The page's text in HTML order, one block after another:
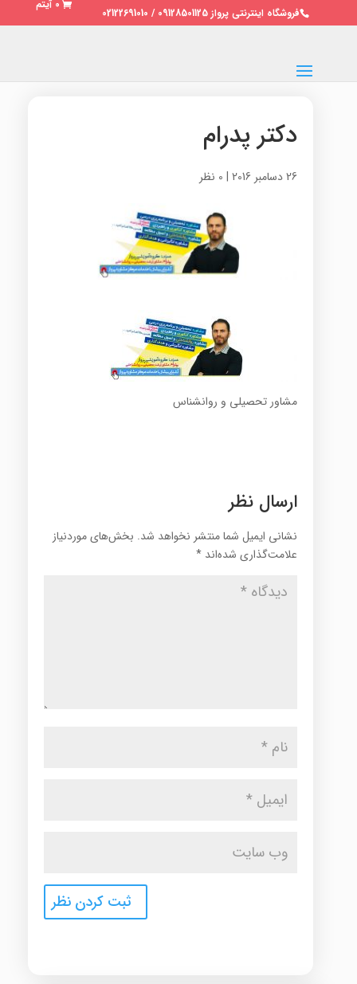
فروشگاه اینترنتی پرواز 09128501125 / 02122691010
0 آیتم
دکتر پدرام
26 دسامبر 2016 | 0 نظر
مشاور تحصیلی و روانشناس
ارسال نظر
نشانی ایمیل شما منتشر نخواهد شد. بخش‌های موردنیاز
علامت‌گذاری شده‌اند *